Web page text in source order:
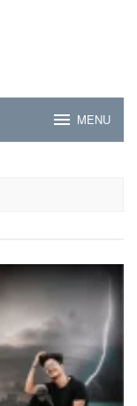
MENU